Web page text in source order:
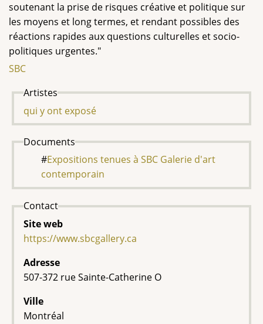
soutenant la prise de risques créative et politique sur
les moyens et long termes, et rendant possibles des
réactions rapides aux questions culturelles et socio-
politiques urgentes."
SBC
Artistes
qui y ont exposé
Documents
Expositions tenues à SBC Galerie d'art
contemporain
Contact
Site web
https://www.sbcgallery.ca
Adresse
507-372 rue Sainte-Catherine O
Ville
Montréal